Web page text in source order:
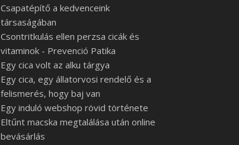
Csapatépítő a kedvenceink
társaságában
Csontritkulás ellen perzsa cicák és
vitaminok - Prevenció Patika
Egy cica volt az alku tárgya
Egy cica, egy állatorvosi rendelő és a
felismerés, hogy baj van
Egy induló webshop rövid története
Eltűnt macska megtalálása után online
bevásárlás